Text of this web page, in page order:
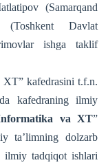
(Samarqand
(Toshkent Davlat
ishga taklif
kafedrasini t.f.n.
kafedraning ilmiy
va XT”
ta’limning dolzarb
ilmiy tadqiqot ishlari